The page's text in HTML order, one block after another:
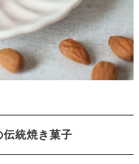
伝統焼き菓子